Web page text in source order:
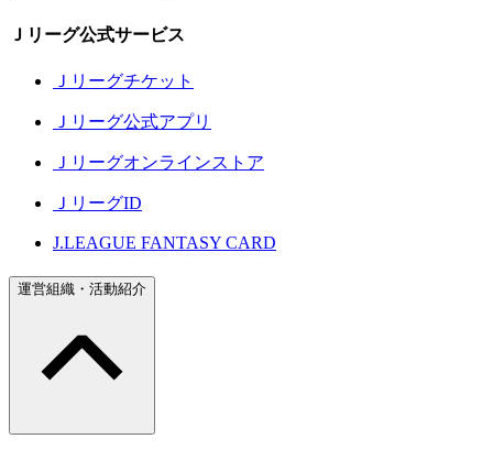
Ｊリーグ公式サービス
Ｊリーグチケット
Ｊリーグ公式アプリ
Ｊリーグオンラインストア
ＪリーグID
J.LEAGUE FANTASY CARD
運営組織・活動紹介